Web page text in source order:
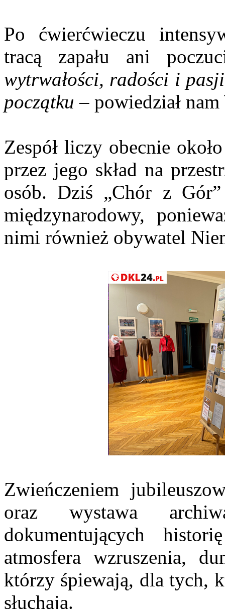
Po ćwierćwieczu
tracą zapału ani
wytrwałości, radości i
początku – powiedział nam
Zespół liczy obecnie
przez jego skład na
osób. Dziś „Chór z
międzynarodowy,
nimi również obywatel
Zwieńczeniem
oraz wystawa
dokumentujących
atmosfera wzruszenia,
którzy śpiewają, dla tych,
słuchają.